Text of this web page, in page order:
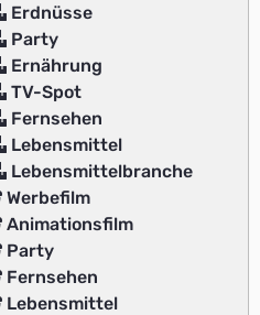
Erdnüsse
Party
Ernährung
TV-Spot
Fernsehen
Lebensmittel
Lebensmittelbranche
Werbefilm
Animationsfilm
Party
Fernsehen
Lebensmittel